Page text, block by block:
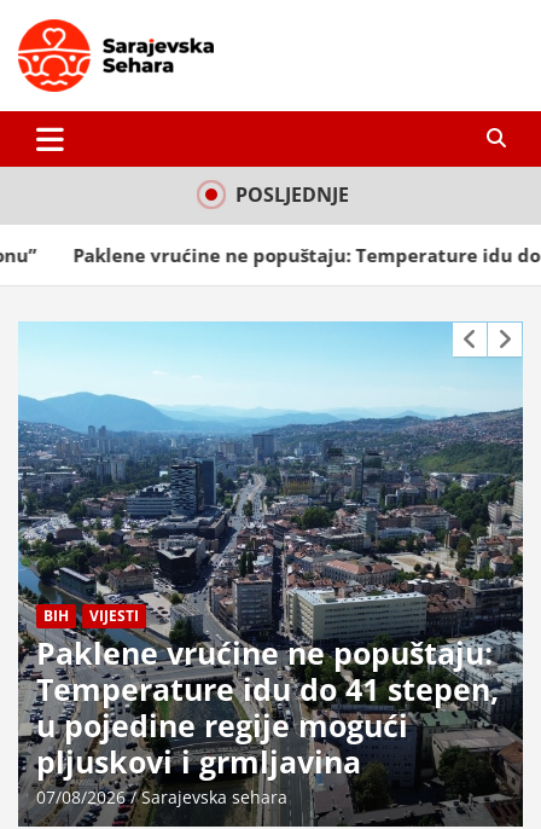
content
Sarajevska sehara
POSLJEDNJE
vrućine ne popuštaju: Temperature idu do 41 stepen, u
BIH VIJESTI
Paklene vrućine ne popuštaju:
Temperature idu do 41 stepen,
u pojedine regije mogući
pljuskovi i grmljavina
07/08/2026 Sarajevska sehara